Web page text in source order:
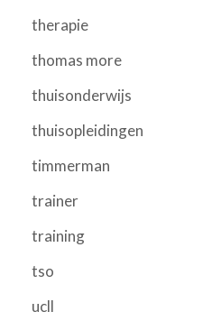
therapie
thomas more
thuisonderwijs
thuisopleidingen
timmerman
trainer
training
tso
ucll